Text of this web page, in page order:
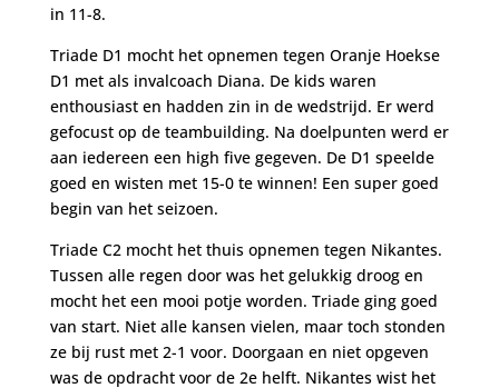
in 11-8.
Triade D1 mocht het opnemen tegen Oranje Hoekse
D1 met als invalcoach Diana. De kids waren
enthousiast en hadden zin in de wedstrijd. Er werd
gefocust op de teambuilding. Na doelpunten werd er
aan iedereen een high five gegeven. De D1 speelde
goed en wisten met 15-0 te winnen! Een super goed
begin van het seizoen.
Triade C2 mocht het thuis opnemen tegen Nikantes.
Tussen alle regen door was het gelukkig droog en
mocht het een mooi potje worden. Triade ging goed
van start. Niet alle kansen vielen, maar toch stonden
ze bij rust met 2-1 voor. Doorgaan en niet opgeven
was de opdracht voor de 2e helft. Nikantes wist het